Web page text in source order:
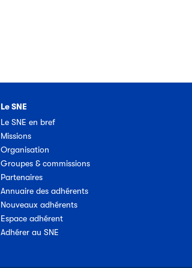
Le SNE
Le SNE en bref
Missions
Organisation
Groupes & commissions
Partenaires
Annuaire des adhérents
Nouveaux adhérents
Espace adhérent
Adhérer au SNE